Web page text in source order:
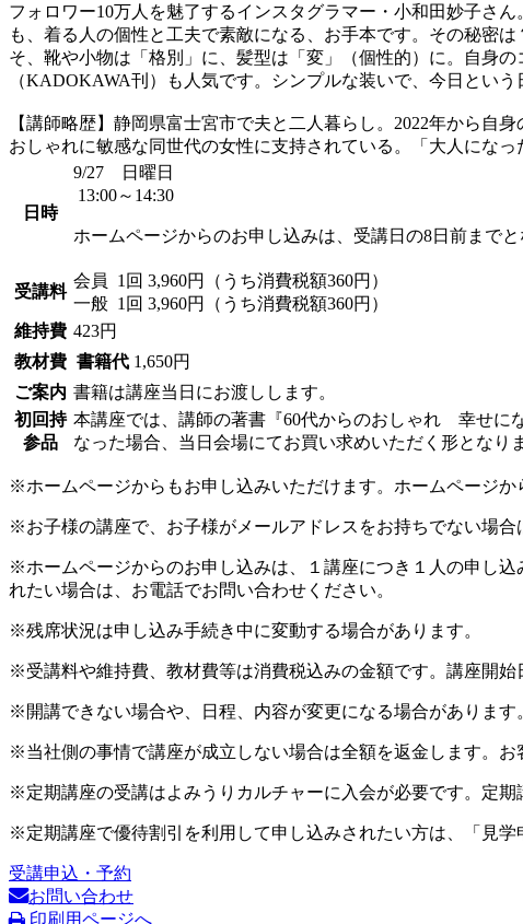
フォロワー10万人を魅了するインスタグラマー・小和田妙子さ
も、着る人の個性と工夫で素敵になる、お手本です。その秘
そ、靴や小物は「格別」に、髪型は「変」（個性的）に。自身
（KADOKAWA刊）も人気です。シンプルな装いで、今日という
【講師略歴】静岡県富士宮市で夫と二人暮らし。2022年から自
おしゃれに敏感な同世代の女性に支持されている。「大人にな
日時
9/27 日曜日
13:00～14:30
ホームページからのお申し込みは、受講日の8日前までと
受講料
会員
1回 3,960円（うち消費税額360円）
一般 1回 3,960円（うち消費税額360円）
維持費 423円
教材費 書籍代 1,650円
ご案内 書籍は講座当日にお渡しします。
初回持
参品
本講座では、講師の著書『60代からのおしゃれ 幸せに
なった場合、当日会場にてお買い求めいただく形となり
※ホームページからもお申し込みいただけます。ホームページ
※お子様の講座で、お子様がメールアドレスをお持ちでない場
※ホームページからのお申し込みは、１講座につき１人の申し
れたい場合は、お電話でお問い合わせください。
※残席状況は申し込み手続き中に変動する場合があります。
※受講料や維持費、教材費等は消費税込みの金額です。講座開始
※開講できない場合や、日程、内容が変更になる場合があります
※当社側の事情で講座が成立しない場合は全額を返金します。
※定期講座の受講はよみうりカルチャーに入会が必要です。定
※定期講座で優待割引を利用して申し込みされたい方は、「見
受講申込・予約
お問い合わせ
印刷用ページへ